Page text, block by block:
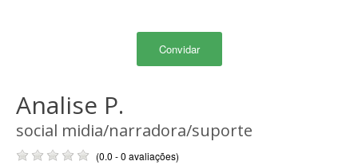
Convidar
Analise P.
social midia/narradora/suporte
(0.0 - 0 avaliações)